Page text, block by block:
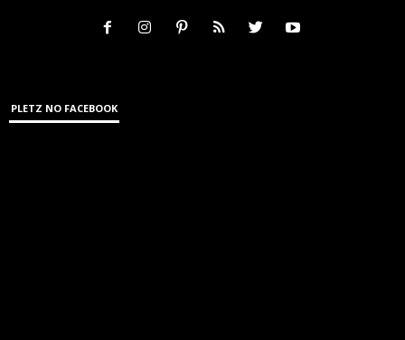
PLETZ NO FACEBOOK